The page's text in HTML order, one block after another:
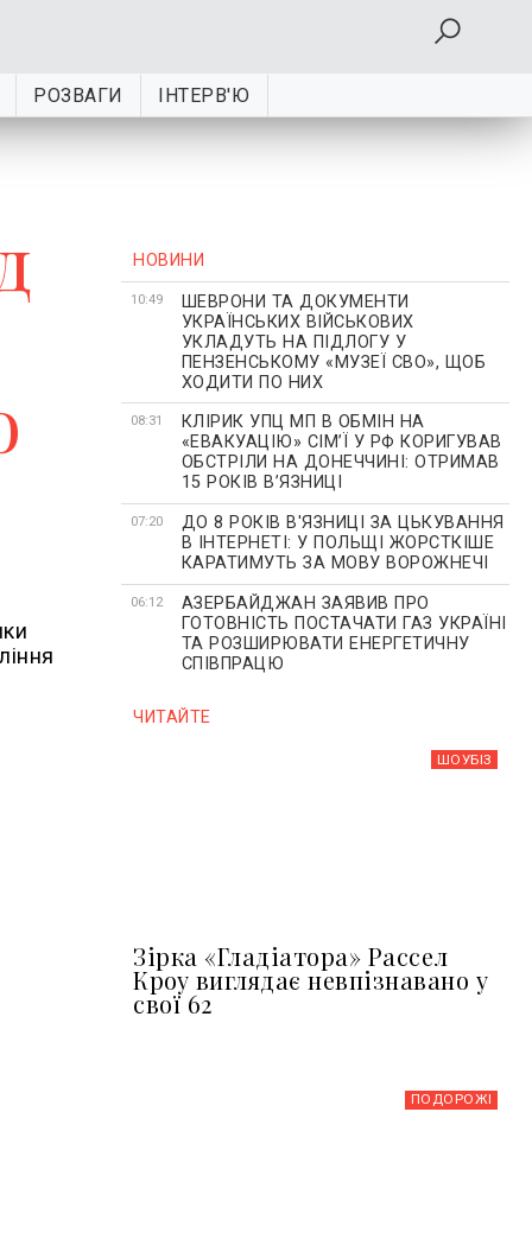
РОЗВАГИ ІНТЕРВ'Ю
НОВИНИ
10:49
ШЕВРОНИ ТА ДОКУМЕНТИ
УКРАЇНСЬКИХ ВІЙСЬКОВИХ
УКЛАДУТЬ НА ПІДЛОГУ У
ПЕНЗЕНСЬКОМУ «МУЗЕЇ СВО», ЩОБ
ХОДИТИ ПО НИХ
08:31
КЛІРИК УПЦ МП В ОБМІН НА
«ЕВАКУАЦІЮ» СІМʼЇ У РФ КОРИГУВАВ
ОБСТРІЛИ НА ДОНЕЧЧИНІ: ОТРИМАВ
15 РОКІВ ВʼЯЗНИЦІ
07:20
ДО 8 РОКІВ В'ЯЗНИЦІ ЗА ЦЬКУВАННЯ
В ІНТЕРНЕТІ: У ПОЛЬЩІ ЖОРСТКІШЕ
КАРАТИМУТЬ ЗА МОВУ ВОРОЖНЕЧІ
06:12
АЗЕРБАЙДЖАН ЗАЯВИВ ПРО
ГОТОВНІСТЬ ПОСТАЧАТИ ГАЗ УКРАЇНІ
ТА РОЗШИРЮВАТИ ЕНЕРГЕТИЧНУ
СПІВПРАЦЮ
ЧИТАЙТЕ
ШОУБIЗ
Зірка «Гладіатора» Рассел
Кроу виглядає невпізнавано у
свої 62
ПОДОРОЖІ